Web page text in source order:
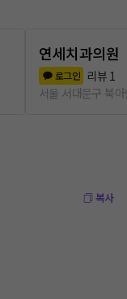
연세치과의원
로그인 리뷰 1
서울 서대문구 북
복사